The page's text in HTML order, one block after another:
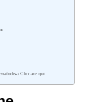
Cliccare qui